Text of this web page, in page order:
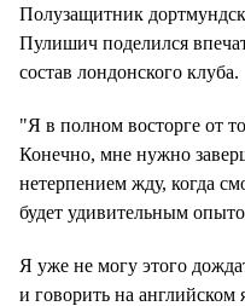
Полузащитник
Пулишич поделился
состав лондонского клуба.
"Я в полном восторге от
Конечно, мне нужно
нетерпением жду, когда
будет удивительным
Я уже не могу этого
и говорить на английском